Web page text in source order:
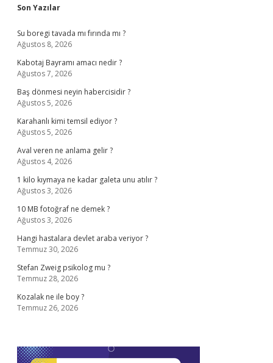
Sidebar
Son Yazılar
Su boregi tavada mı fırında mı ?
Ağustos 8, 2026
Kabotaj Bayramı amacı nedir ?
Ağustos 7, 2026
Baş dönmesi neyin habercisidir ?
Ağustos 5, 2026
Karahanlı kimi temsil ediyor ?
Ağustos 5, 2026
Aval veren ne anlama gelir ?
Ağustos 4, 2026
1 kilo kıymaya ne kadar galeta unu atılır ?
Ağustos 3, 2026
10 MB fotoğraf ne demek ?
Ağustos 3, 2026
Hangi hastalara devlet araba veriyor ?
Temmuz 30, 2026
Stefan Zweig psikolog mu ?
Temmuz 28, 2026
Kozalak ne ile boy ?
Temmuz 26, 2026